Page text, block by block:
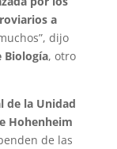
a
dijo
Biología, otro
de la Unidad
Hohenheim
de las